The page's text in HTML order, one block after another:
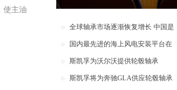
使主油
全球轴承市场逐渐恢复增长 中国是
未来轴承制造行业的主要市场
国内最先进的海上风电安装平台在
上海亮相
斯凯孚为沃尔沃提供轮毂轴承
斯凯孚将为奔驰GLA供应轮毂轴承